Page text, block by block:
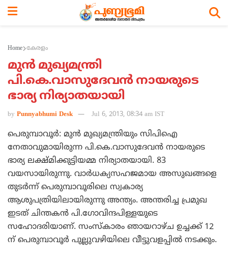
Home കേരളം
മുന്‍ മുഖ്യമന്ത്രി
പി.കെ.വാസുദേവന്‍ നായരുടെ
ഭാര്യ നിര്യാതയായി
by Punnyabhumi Desk Jul 6, 2013, 08:34 am IST
പെരുമ്പാവൂര്‍: മുന്‍ മുഖ്യമന്ത്രിയും സിപിഐ
നേതാവുമായിരുന്ന പി.കെ.വാസുദേവന്‍ നായരുടെ
ഭാര്യ ലക്ഷ്മിക്കുട്ടിയമ്മ നിര്യാതയായി. 83
വയസായിരുന്നു. വാര്‍ധക്യസഹജമായ അസുഖങ്ങളെ
തുടര്‍ന്ന് പെരുമ്പാവൂരിലെ സ്വകാര്യ
ആശുപത്രിയിലായിരുന്നു അന്ത്യം. അന്തരിച്ച പ്രമുഖ
ഇടത് ചിന്തകന്‍ പി.ഗോവിന്ദപിള്ളയുടെ
സഹോദരിയാണ്. സംസ്കാരം ഞായറാഴ്ച ഉച്ചക്ക് 12
ന് പെരുമ്പാവൂര്‍ പുല്ലുവഴിയിലെ വീട്ടുവളപ്പില്‍ നടക്കും.